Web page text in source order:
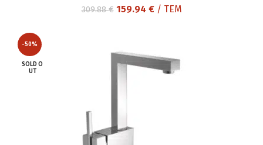
309.88€ Original
159.94 €Η
159.94 €.
/ ΤΕΜ
-50%
SOLD O
UT